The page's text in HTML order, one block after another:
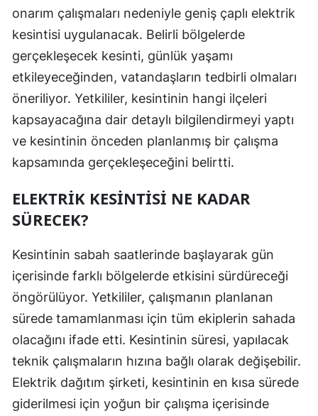
Erzurum
Gaziantep
Giresun
Gümüşhane
Hakkari
Hatay
Mersin
İstanbul
İzmir
Kars
Kastamonu
Kayseri
onarım çalışmaları nedeniyle geniş çaplı elektrik
kesintisi uygulanacak. Belirli bölgelerde
gerçekleşecek kesinti, günlük yaşamı
etkileyeceğinden, vatandaşların tedbirli olmaları
öneriliyor. Yetkililer, kesintinin hangi ilçeleri
kapsayacağına dair detaylı bilgilendirmeyi yaptı
ve kesintinin önceden planlanmış bir çalışma
kapsamında gerçekleşeceğini belirtti.
ELEKTRIK KESINTISI NE KADAR
SÜRECEK?
Kesintinin sabah saatlerinde başlayarak gün
içerisinde farklı bölgelerde etkisini sürdüreceği
öngörülüyor. Yetkililer, çalışmanın planlanan
sürede tamamlanması için tüm ekiplerin sahada
olacağını ifade etti. Kesintinin süresi, yapılacak
teknik çalışmaların hızına bağlı olarak değişebilir.
Elektrik dağıtım şirketi, kesintinin en kısa sürede
giderilmesi için yoğun bir çalışma içerisinde